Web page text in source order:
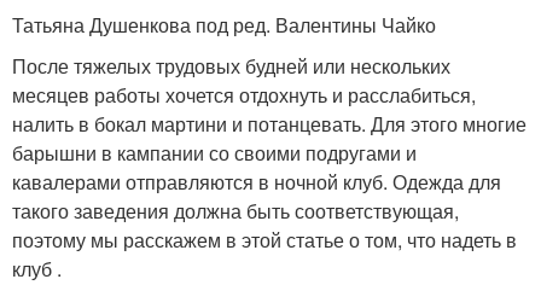
Татьяна Душенкова под ред. Валентины Чайко
После тяжелых трудовых будней или нескольких
месяцев работы хочется отдохнуть и расслабиться,
налить в бокал мартини и потанцевать. Для этого многие
барышни в кампании со своими подругами и
кавалерами отправляются в ночной клуб. Одежда для
такого заведения должна быть соответствующая,
поэтому мы расскажем в этой статье о том, что надеть в
клуб .